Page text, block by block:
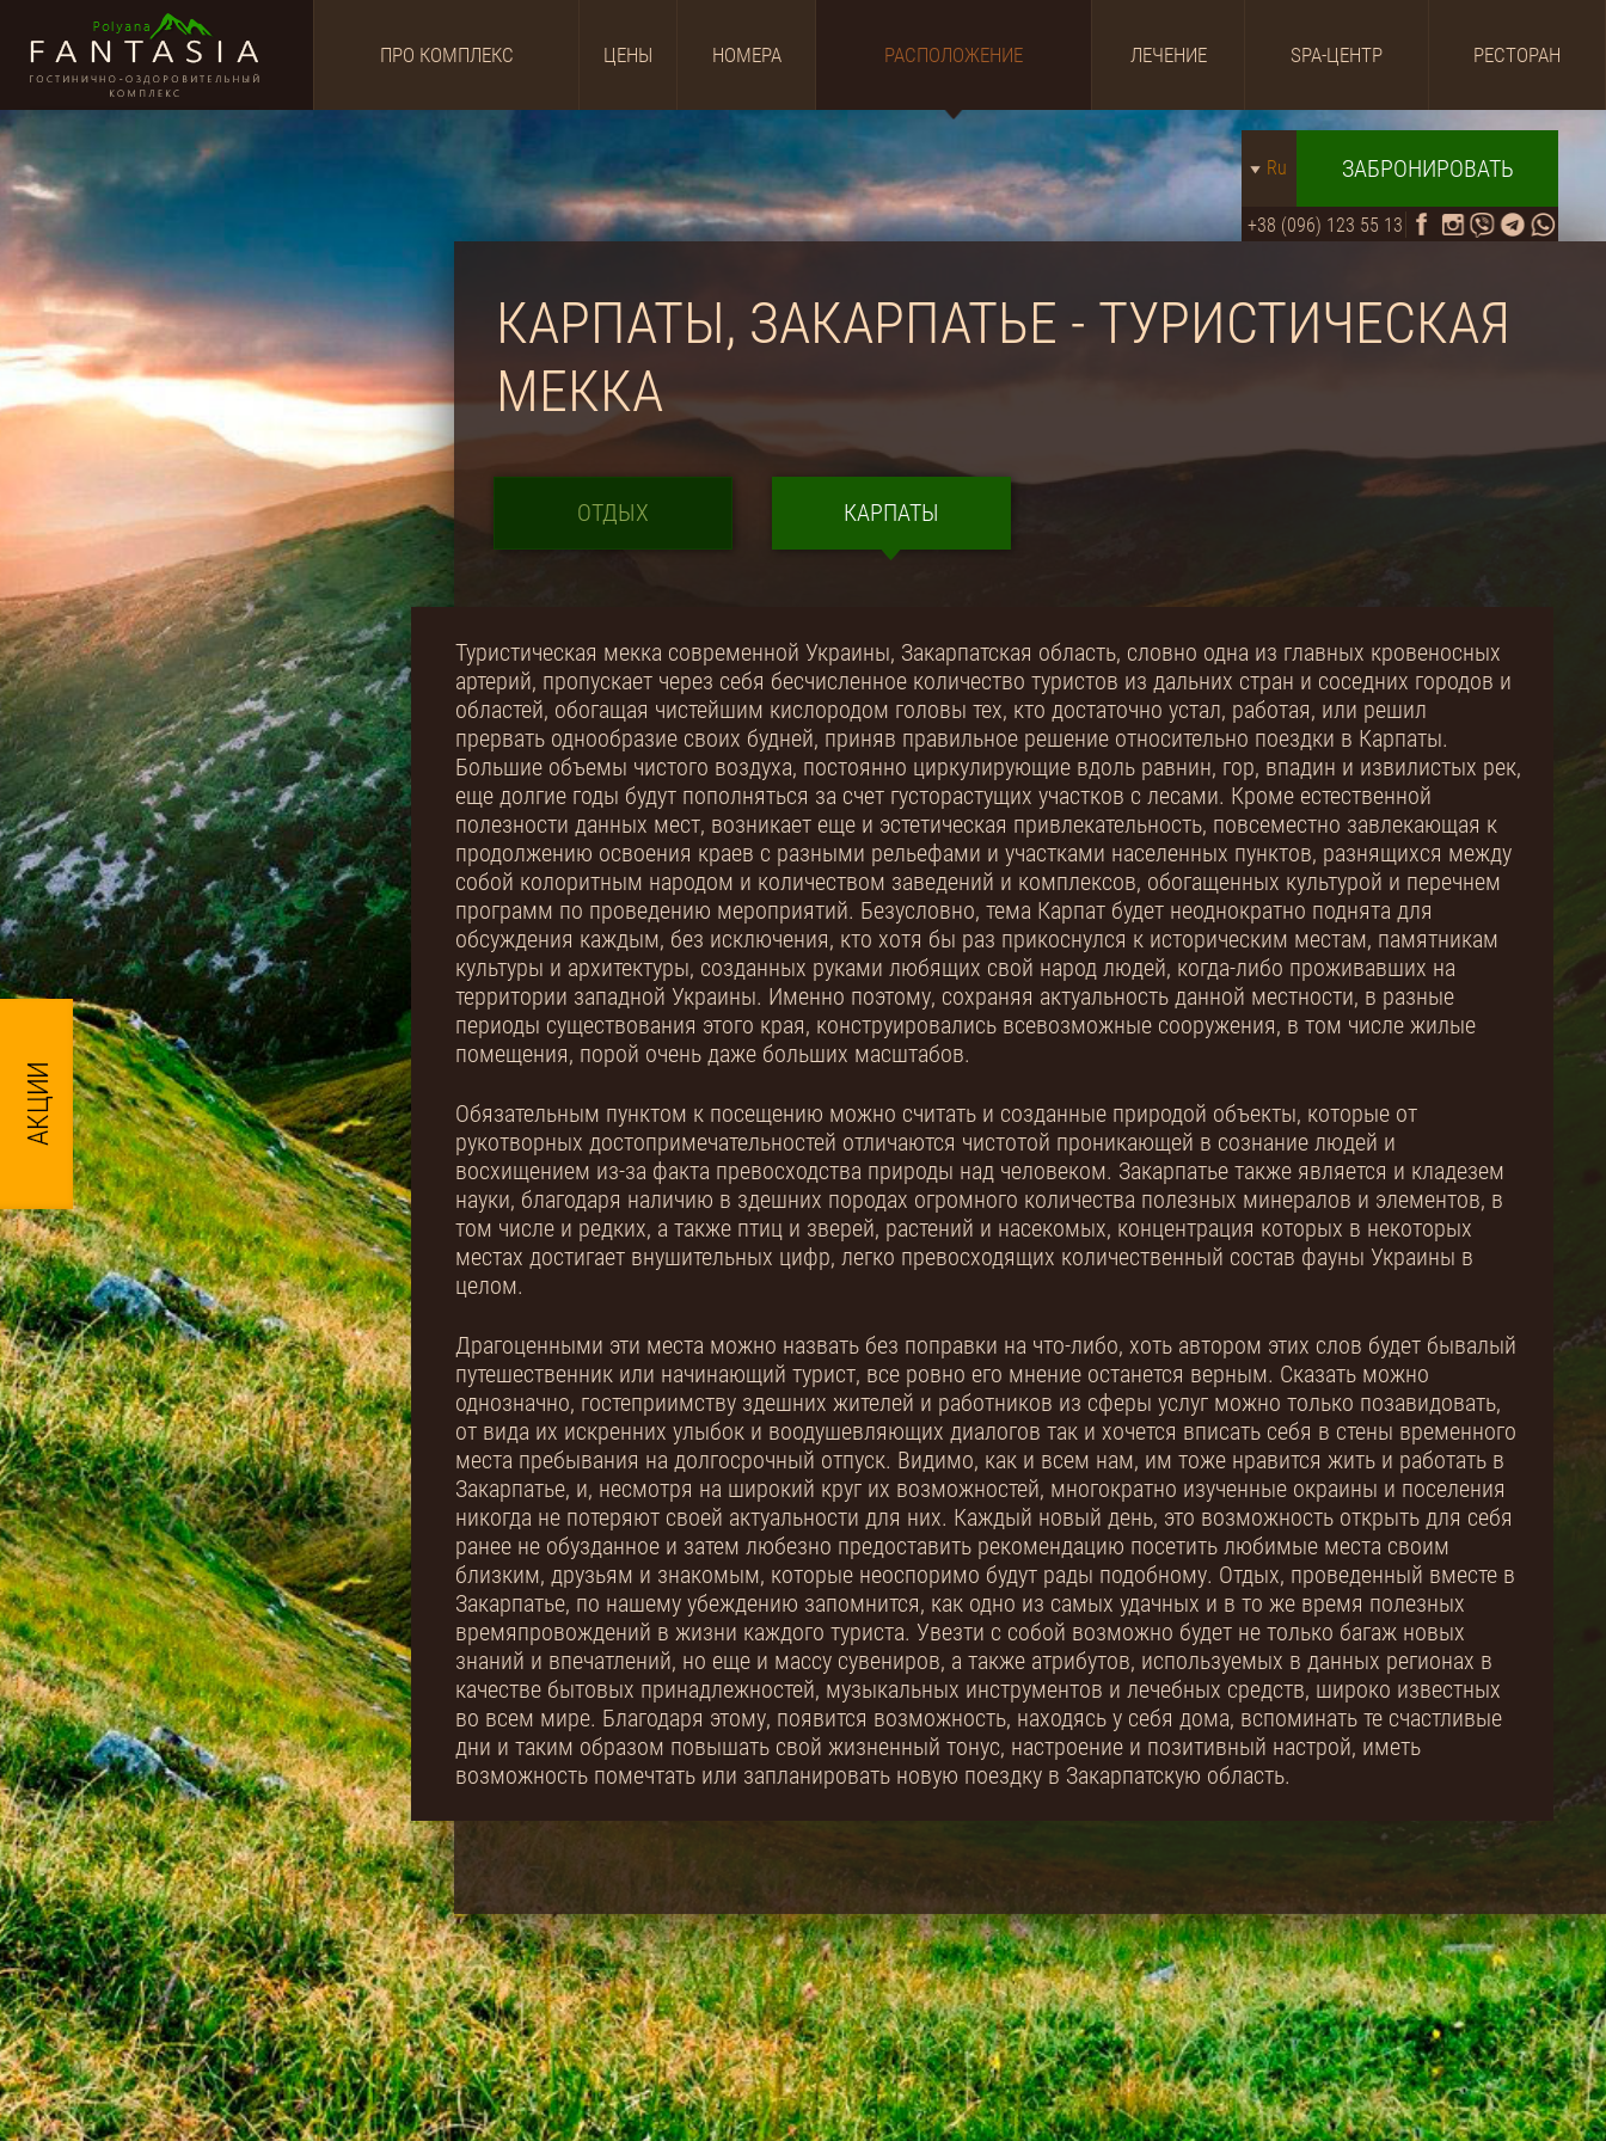
ПРО КОМПЛЕКС ЦЕНЫ НОМЕРА РАСПОЛОЖЕНИЕ ЛЕЧЕНИЕ SPA-ЦЕНТР РЕСТОРАН
Ru ЗАБРОНИРОВАТЬ
+38 (096) 123 55 13
КАРПАТЫ, ЗАКАРПАТЬЕ - ТУРИСТИЧЕСКАЯ
МЕККА
ОТДЫХ КАРПАТЫ
Туристическая мекка современной Украины, Закарпатская область, словно одна из главных кровеносных
артерий, пропускает через себя бесчисленное количество туристов из дальних стран и соседних городов и
областей, обогащая чистейшим кислородом головы тех, кто достаточно устал, работая, или решил
прервать однообразие своих будней, приняв правильное решение относительно поездки в Карпаты.
Большие объемы чистого воздуха, постоянно циркулирующие вдоль равнин, гор, впадин и извилистых рек,
еще долгие годы будут пополняться за счет густорастущих участков с лесами. Кроме естественной
полезности данных мест, возникает еще и эстетическая привлекательность, повсеместно завлекающая к
продолжению освоения краев с разными рельефами и участками населенных пунктов, разнящихся между
собой колоритным народом и количеством заведений и комплексов, обогащенных культурой и перечнем
программ по проведению мероприятий. Безусловно, тема Карпат будет неоднократно поднята для
обсуждения каждым, без исключения, кто хотя бы раз прикоснулся к историческим местам, памятникам
культуры и архитектуры, созданных руками любящих свой народ людей, когда-либо проживавших на
территории западной Украины. Именно поэтому, сохраняя актуальность данной местности, в разные
периоды существования этого края, конструировались всевозможные сооружения, в том числе жилые
помещения, порой очень даже больших масштабов.
Обязательным пунктом к посещению можно считать и созданные природой объекты, которые от
рукотворных достопримечательностей отличаются чистотой проникающей в сознание людей и
восхищением из-за факта превосходства природы над человеком. Закарпатье также является и кладезем
науки, благодаря наличию в здешних породах огромного количества полезных минералов и элементов, в
том числе и редких, а также птиц и зверей, растений и насекомых, концентрация которых в некоторых
местах достигает внушительных цифр, легко превосходящих количественный состав фауны Украины в
целом.
Драгоценными эти места можно назвать без поправки на что-либо, хоть автором этих слов будет бывалый
путешественник или начинающий турист, все ровно его мнение останется верным. Сказать можно
однозначно, гостеприимству здешних жителей и работников из сферы услуг можно только позавидовать,
от вида их искренних улыбок и воодушевляющих диалогов так и хочется вписать себя в стены временного
места пребывания на долгосрочный отпуск. Видимо, как и всем нам, им тоже нравится жить и работать в
Закарпатье, и, несмотря на широкий круг их возможностей, многократно изученные окраины и поселения
никогда не потеряют своей актуальности для них. Каждый новый день, это возможность открыть для себя
ранее не обузданное и затем любезно предоставить рекомендацию посетить любимые места своим
близким, друзьям и знакомым, которые неоспоримо будут рады подобному. Отдых, проведенный вместе в
Закарпатье, по нашему убеждению запомнится, как одно из самых удачных и в то же время полезных
времяпровождений в жизни каждого туриста. Увезти с собой возможно будет не только багаж новых
знаний и впечатлений, но еще и массу сувениров, а также атрибутов, используемых в данных регионах в
качестве бытовых принадлежностей, музыкальных инструментов и лечебных средств, широко известных
во всем мире. Благодаря этому, появится возможность, находясь у себя дома, вспоминать те счастливые
дни и таким образом повышать свой жизненный тонус, настроение и позитивный настрой, иметь
возможность помечтать или запланировать новую поездку в Закарпатскую область.